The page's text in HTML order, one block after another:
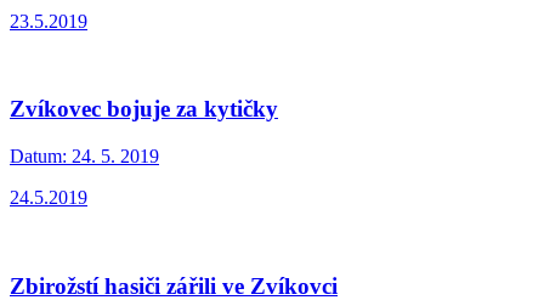
23.5.2019
Zvíkovec bojuje za kytičky
Datum: 24. 5. 2019
24.5.2019
Zbirožstí hasiči zářili ve Zvíkovci